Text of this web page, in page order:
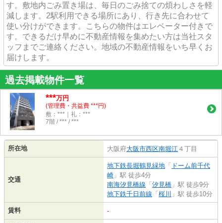
す。敷地内ごみ置き場は、毎日のごみ捨ての煩わしさを軽
減します。2駅利用できる場所にあり、行き先に合わせて
使い分けができます。こちらの物件はエレベーター付きで
す。できるだけ早めに不動産情報を集めたい方は当社スタ
ッフまでご連絡ください。地域の不動産情報をいち早くお
届けします。
過去掲載物件一覧
***万円
(管理費・共益費 ***円)
敷：***｜礼：***
7階 / *** / ***
所在地 大阪府大阪市西区南堀江 ４丁目
交通
地下鉄長堀鶴見緑地 「 ドーム前千代
崎 」駅 徒歩4分
南海汐見橋線 「 汐見橋 」駅 徒歩9分
地下鉄千日前線 「 桜川 」駅 徒歩10分
賃料 -